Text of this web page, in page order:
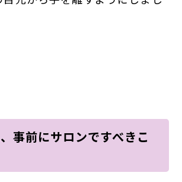
事前にサロンですべきこ